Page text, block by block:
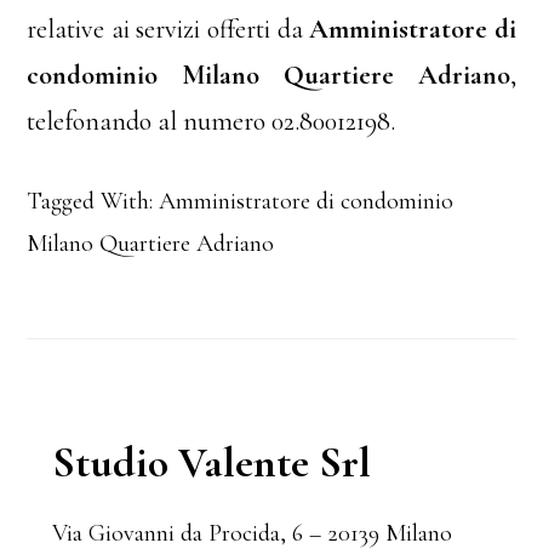
relative ai servizi offerti daAmministratore di
condominio Milano Quartiere Adriano,
telefonando al numero 02.80012198.
Tagged With:Amministratore di condominio
Milano Quartiere Adriano
Primary
Studio Valente Srl
Via Giovanni da Procida, 6 – 20139 Milano